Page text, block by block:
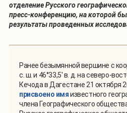
отделение Русского
пресс-конференцию, на которой
результаты проведенных
Ранее безымянной вершине с
с. ш. и 46°33,5' в. д. на северо-
Кечода в Дагестане 21 октября
присвоено имяизвестного
члена Географического